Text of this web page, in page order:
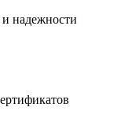
и надежности